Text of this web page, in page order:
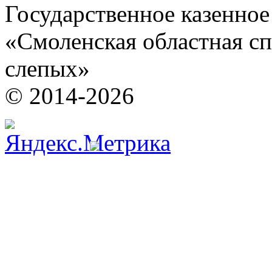
Государственное
«Смоленская областная
слепых»
© 2014-2026